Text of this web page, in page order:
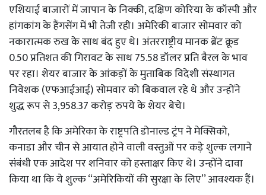
एशियाई बाजारों में जापान के निक्की, दक्षिण कोरिया के कॉस्पी और
हांगकांग के हैंगसेंग में भी तेजी रही। अमेरिकी बाजार सोमवार को
नकारात्मक रुख के साथ बंद हुए थे। अंतरराष्ट्रीय मानक ब्रेंट क्रूड
0.50 प्रतिशत की गिरावट के साथ 75.58 डॉलर प्रति बैरल के भाव
पर रहा। शेयर बाजार के आंकड़ों के मुताबिक विदेशी संस्थागत
निवेशक (एफआईआई) सोमवार को बिकवाल रहे थे और उन्होंने
शुद्ध रूप से 3,958.37 करोड़ रुपये के शेयर बेचे।
गौरतलब है कि अमेरिका के राष्ट्रपति डोनाल्ड ट्रंप ने मेक्सिको,
कनाडा और चीन से आयात होने वाली वस्तुओं पर कड़े शुल्क लगाने
संबंधी एक आदेश पर शनिवार को हस्ताक्षर किए थे। उन्होंने दावा
किया था कि ये शुल्क ‘‘अमेरिकियों की सुरक्षा के लिए’’ आवश्यक हैं।